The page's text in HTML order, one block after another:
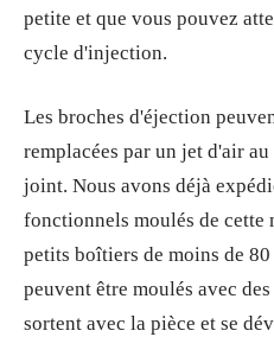
petite et que vous pouvez
cycle d'injection.
Les broches d'éjection
remplacées par un jet d'air
joint. Nous avons déjà
fonctionnels moulés de cette
petits boîtiers de moins de
peuvent être moulés avec
sortent avec la pièce et se